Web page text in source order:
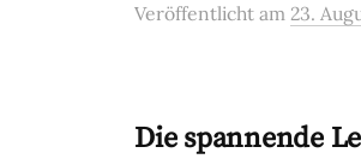
Veröffentlicht am 23.
Die spannende